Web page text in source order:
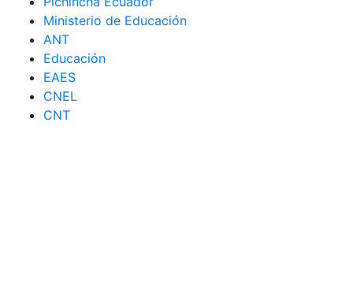
Ministerio de Educación
ANT
Educación
EAES
CNEL
CNT